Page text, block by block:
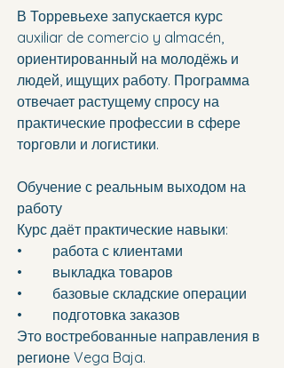
В Торревьехе запускается курс
auxiliar de comercio y almacén,
ориентированный на молодёжь и
людей, ищущих работу. Программа
отвечает растущему спросу на
практические профессии в сфере
торговли и логистики.
Обучение с реальным выходом на
работу
Курс даёт практические навыки:
•	работа с клиентами
•	выкладка товаров
•	базовые складские операции
•	подготовка заказов
Это востребованные направления в
регионе Vega Baja.